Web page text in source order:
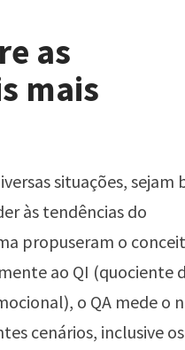
as
mais
situações, sejam
às tendências do
propuseram o
ao QI (quociente
o QA mede o
cenários, inclusive os